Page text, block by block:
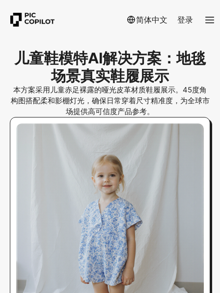
简体中文 登录
儿童鞋模特AI解决方案：地毯
场景真实鞋履展示
本方案采用儿童赤足裸露的哑光皮革材质鞋履展示。45度角
构图搭配柔和影棚灯光，确保日常穿着尺寸精准度，为全球市
场提供高可信度产品参考。